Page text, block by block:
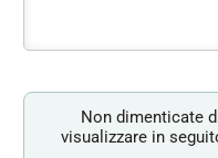
Non dimenticate
visualizzare in